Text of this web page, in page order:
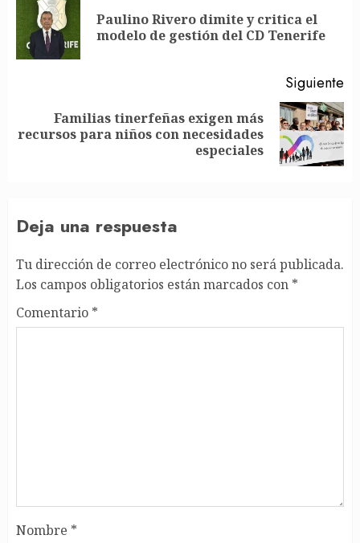
Paulino Rivero dimite y critica el
modelo de gestión del CD Tenerife
Siguiente
Siguiente
Familias tinerfeñas exigen más
recursos para niños con necesidades
especiales
Deja una respuesta
Tu dirección de correo electrónico no será publicada.
Los campos obligatorios están marcados con *
Comentario *
Nombre *